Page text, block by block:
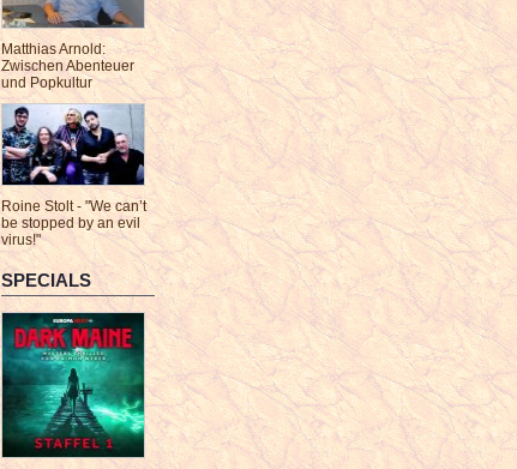
Matthias Arnold:
Zwischen Abenteuer
und Popkultur
Roine Stolt - "We can’t
be stopped by an evil
virus!"
SPECIALS